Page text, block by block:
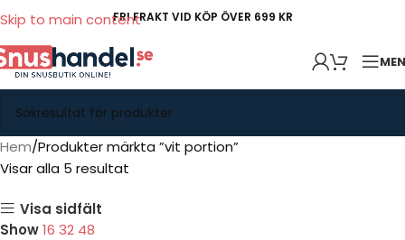
Skip to main contentFRI FRAKT VID KÖP ÖVER 699 KR
Hem Produkter märkta ”vit portion”
Visar alla 5 resultat
Visa sidfält
Show16 32 48